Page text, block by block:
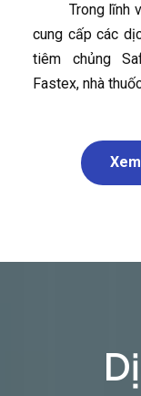
Trong lĩnh
cung cấp các
tiêm chủng
Fastex, nhà